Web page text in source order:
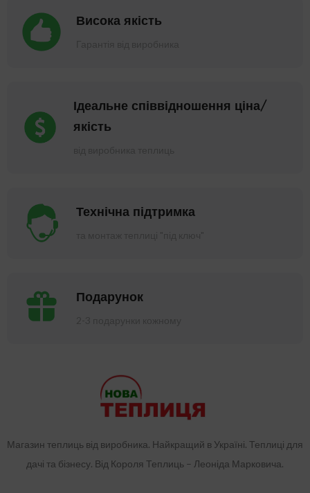
Висока якість
Ідеальне співвідношення ціна/
якість
Технічна підтримка
Подарунок
Магазин теплиць від виробника. Найкращий в Україні. Теплиці для
дачі та бізнесу. Від Короля Теплиць – Леоніда Марковича.